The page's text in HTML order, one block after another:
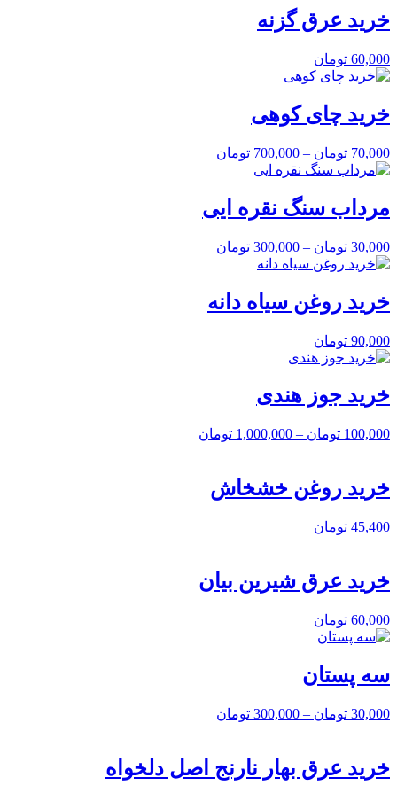
خرید عرق گزنه
60,000 تومان
خرید چای کوهی
70,000 تومان –
700,000 تومان
مرداب سنگ نقره ایی
30,000 تومان –
300,000 تومان
خرید روغن سیاه دانه
90,000 تومان
خرید جوز هندی
100,000 تومان –
1,000,000 تومان
خرید روغن خشخاش
45,400 تومان
خرید عرق شیرین بیان
60,000 تومان
سه پستان
30,000 تومان –
300,000 تومان
خرید عرق بهار نارنج اصل دلخواه